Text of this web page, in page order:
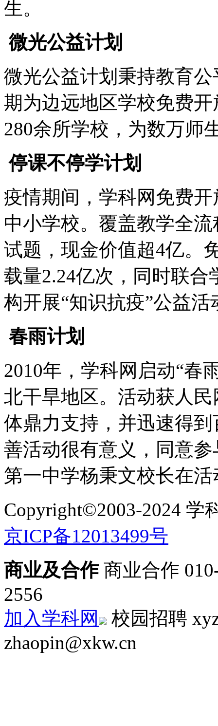
生。
微光公益计划
微光公益计划秉持教育
期为边远地区学校免费
280余所学校，为数万师
停课不停学计划
疫情期间，学科网免费
中小学校。覆盖教学全
试题，现金价值超4亿。
载量2.24亿次，同时联
构开展“知识抗疫”公益
春雨计划
2010年，学科网启动“春
北干旱地区。活动获人
体鼎力支持，并迅速得
善活动很有意义，同意
第一中学杨秉文校长在
Copyright©2003-2024 学
京ICP备12013499号
商业及合作 商业合作
2556
加入学科网
校园招聘
zhaopin@xkw.cn